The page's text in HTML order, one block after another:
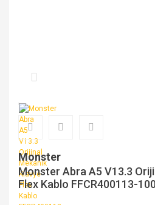
Monster
Monster Abra A5 V13.3
Flex Kablo FFCR400113-